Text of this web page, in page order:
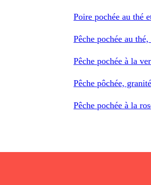
Poire pochée au thé
Pêche pochée au
Pêche pochée à la
Pêche pôchée,
Pêche pochée à la